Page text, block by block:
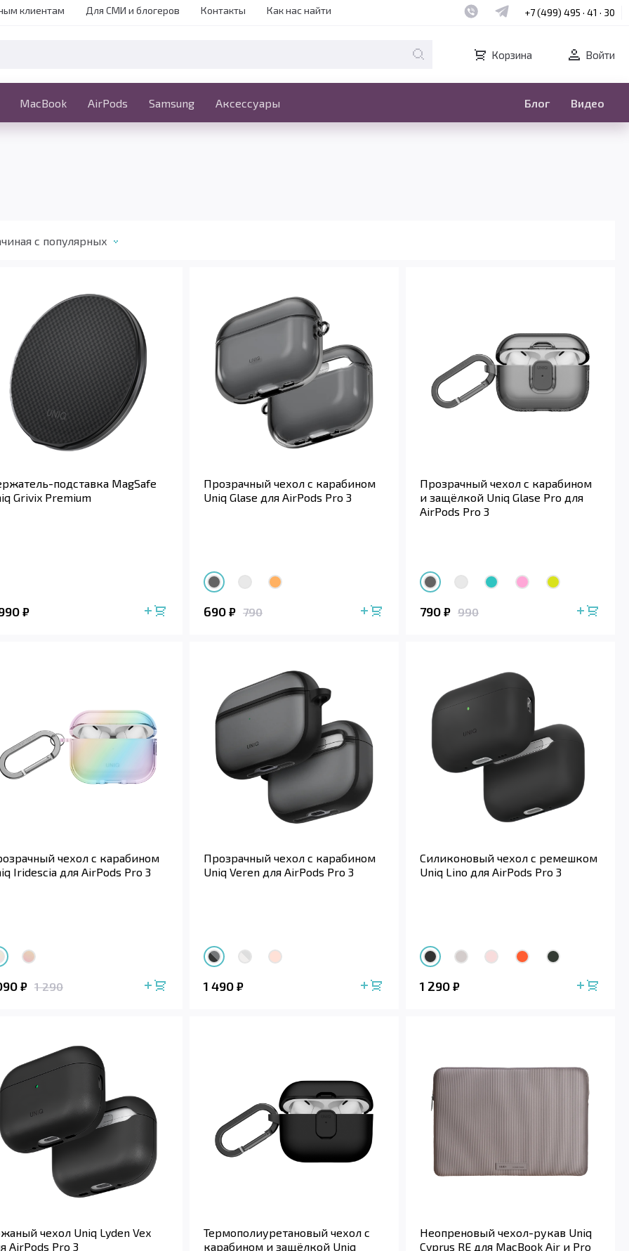
клиентам Для СМИ и блогеров Контакты Как нас найти Наш whatsapp
Наш telegram
+7 (499) 495 · 41 · 30
Корзина Войти
MacBook AirPods Samsung Аксессуары Блог Видео
iPhone MacBook Ещё
c популярных
подставка MagSafe
Grivix Premium
₽
Прозрачный чехол с карабином
Uniq Glase для AirPods Pro 3
690 ₽ 790
Прозрачный чехол с карабином
и защёлкой Uniq Glase Pro для
AirPods Pro 3
790 ₽ 990
чехол с карабином
Iridescia для AirPods Pro 3
₽ 1 290
Прозрачный чехол с карабином
Uniq Veren для AirPods Pro 3
1 490 ₽
Силиконовый чехол с ремешком
Uniq Lino для AirPods Pro 3
1 290 ₽
чехол Uniq Lyden Vex
AirPods Pro 3
Термополиуретановый чехол с
карабином и защёлкой Uniq
Неопреновый чехол-рукав Uniq
Cyprus RE для MacBook Air и Pro